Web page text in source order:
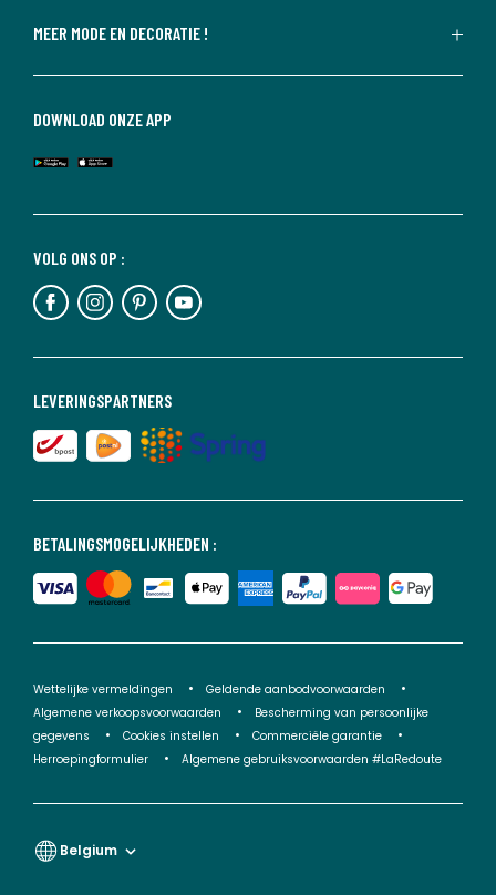
MEER MODE EN DECORATIE !
BETALINGSMOGELIJKHEDEN :
LEVERINGSPARTNERS
VOLG ONS OP :
DOWNLOAD ONZE APP
Wettelijke vermeldingen
Geldende aanbodvoorwaarden
Algemene verkoopsvoorwaarden
Bescherming van persoonlijke
gegevens
Cookies instellen
Commerciële garantie
Herroepingformulier
Algemene gebruiksvoorwaarden #LaRedoute
Belgium